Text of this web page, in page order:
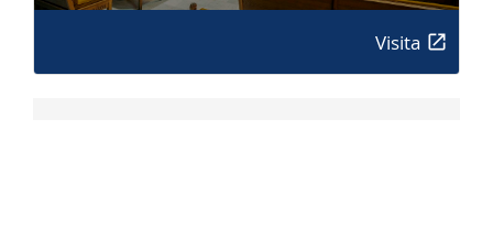
Visita